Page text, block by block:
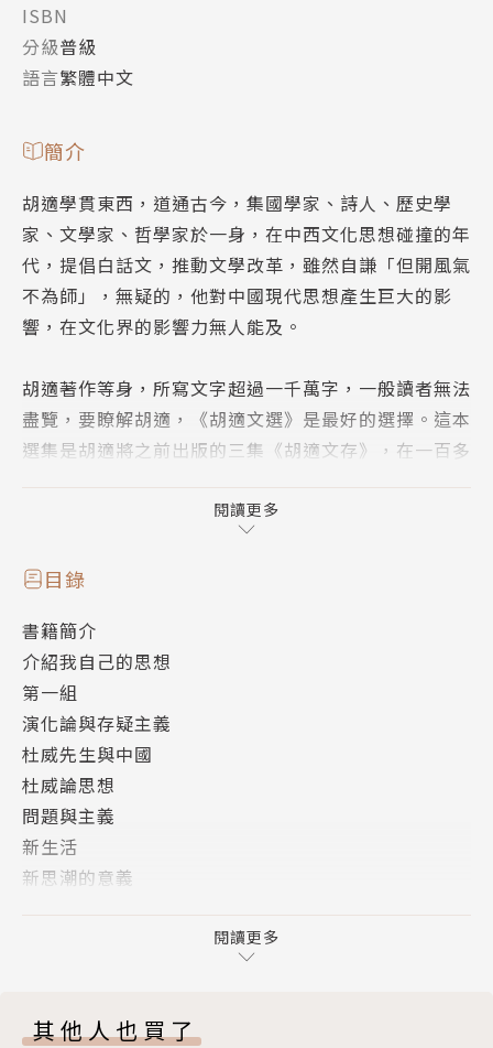
ISBN
分級普級
語言繁體中文
簡介
胡適學貫東西，道通古今，集國學家、詩人、歷史學
家、文學家、哲學家於一身，在中西文化思想碰撞的年
代，提倡白話文，推動文學改革，雖然自謙「但開風氣
不為師」，無疑的，他對中國現代思想產生巨大的影
響，在文化界的影響力無人能及。
胡適著作等身，所寫文字超過一千萬字，一般讀者無法
盡覽，要瞭解胡適，《胡適文選》是最好的選擇。這本
選集是胡適將之前出版的三集《胡適文存》，在一百多
人生觀、中西文化及中國文學，用意是「給國內的少年
朋友們作一種課外讀物」。
閱讀更多
目錄
書籍簡介
介紹我自己的思想
第一組
演化論與存疑主義
杜威先生與中國
杜威論思想
問題與主義
新生活
新思潮的意義
第三組
閱讀更多
其他人也買了